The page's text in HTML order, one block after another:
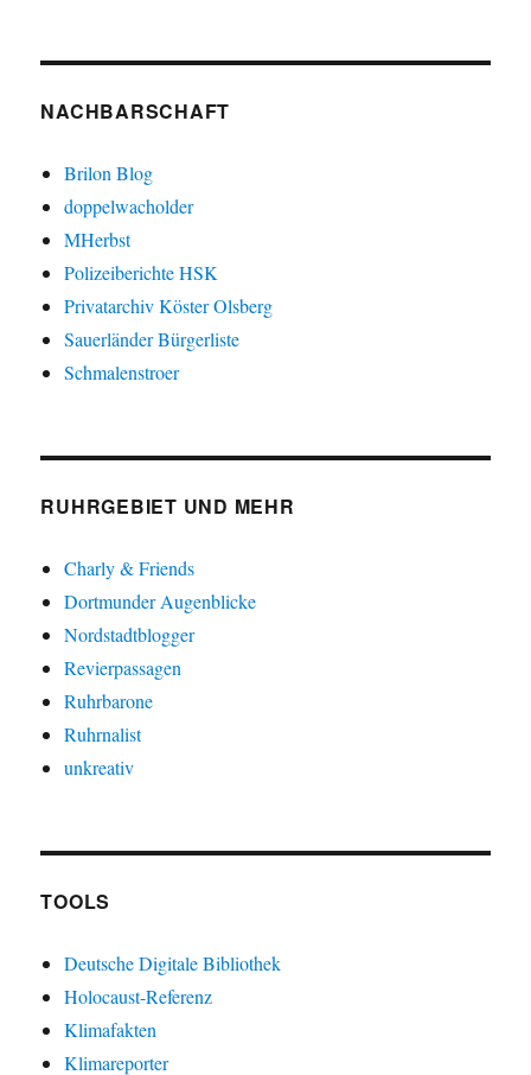
NACHBARSCHAFT
Brilon Blog
doppelwacholder
MHerbst
Polizeiberichte HSK
Privatarchiv Köster Olsberg
Sauerländer Bürgerliste
Schmalenstroer
RUHRGEBIET UND MEHR
Charly & Friends
Dortmunder Augenblicke
Nordstadtblogger
Revierpassagen
Ruhrbarone
Ruhrnalist
unkreativ
TOOLS
Deutsche Digitale Bibliothek
Holocaust-Referenz
Klimafakten
Klimareporter